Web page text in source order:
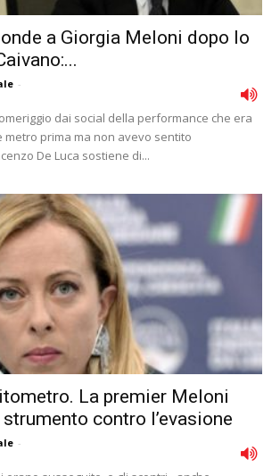
a Giorgia Meloni dopo lo
-
dai social della performance che era
metro prima ma non avevo sentito
De Luca sostiene di...
La premier Meloni
contro l’evasione
-